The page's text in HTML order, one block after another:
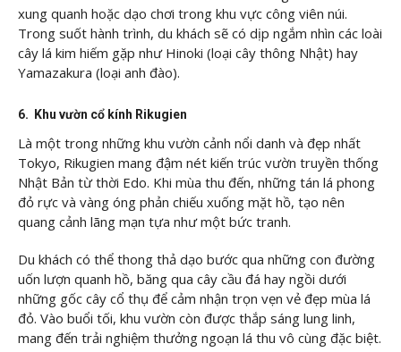
xung quanh hoặc dạo chơi trong khu vực công viên núi.
Trong suốt hành trình, du khách sẽ có dịp ngắm nhìn các loài
cây lá kim hiếm gặp như Hinoki (loại cây thông Nhật) hay
Yamazakura (loại anh đào).
6. Khu vườn cổ kính Rikugien
Là một trong những khu vườn cảnh nổi danh và đẹp nhất
Tokyo, Rikugien mang đậm nét kiến trúc vườn truyền thống
Nhật Bản từ thời Edo. Khi mùa thu đến, những tán lá phong
đỏ rực và vàng óng phản chiếu xuống mặt hồ, tạo nên
quang cảnh lãng mạn tựa như một bức tranh.
Du khách có thể thong thả dạo bước qua những con đường
uốn lượn quanh hồ, băng qua cây cầu đá hay ngồi dưới
những gốc cây cổ thụ để cảm nhận trọn vẹn vẻ đẹp mùa lá
đỏ. Vào buổi tối, khu vườn còn được thắp sáng lung linh,
mang đến trải nghiệm thưởng ngoạn lá thu vô cùng đặc biệt.